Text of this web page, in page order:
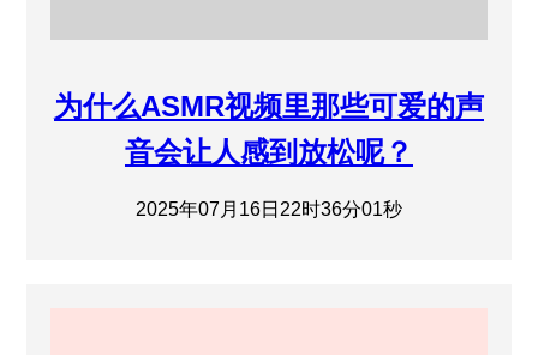
为什么ASMR视频里那些可爱的声
音会让人感到放松呢？
2025年07月16日22时36分01秒